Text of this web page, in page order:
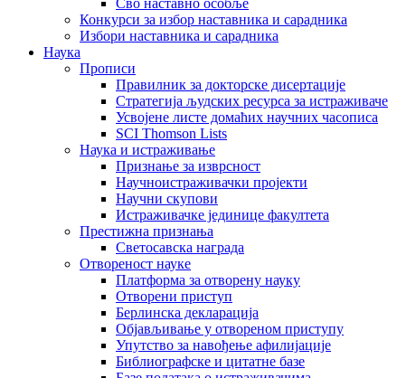
Конкурси за избор наставника и сарадника
Избори наставника и сарадника
Наука
Прописи
Правилник за докторске дисертације
Стратегија људских ресурса за истраживаче
Усвојене листе домаћих научних часописа
SCI Thomson Lists
Наука и истраживање
Признање за изврсност
Научноистраживачки пројекти
Научни скупови
Истраживачке јединице факултета
Престижна признања
Светосавска награда
Отвореност науке
Платформа за отворену науку
Отворени приступ
Берлинска декларација
Објављивање у отвореном приступу
Упутство за навођење афилијације
Библиографске и цитатне базе